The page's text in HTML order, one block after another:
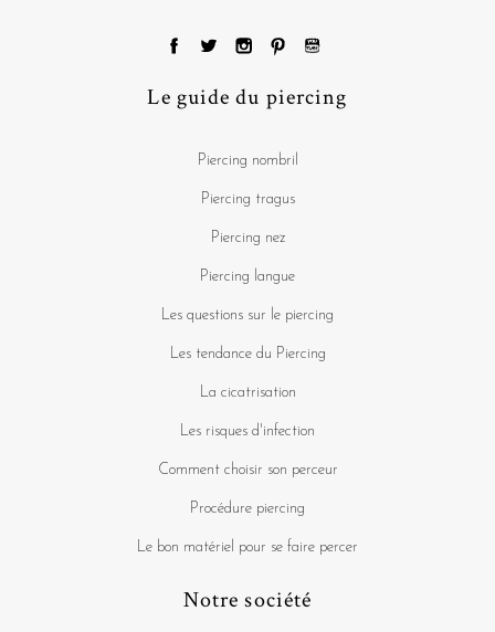
Le guide du piercing
Piercing nombril
Piercing tragus
Piercing nez
Piercing langue
Les questions sur le piercing
Les tendance du Piercing
La cicatrisation
Les risques d'infection
Comment choisir son perceur
Procédure piercing
Le bon matériel pour se faire percer
Notre société